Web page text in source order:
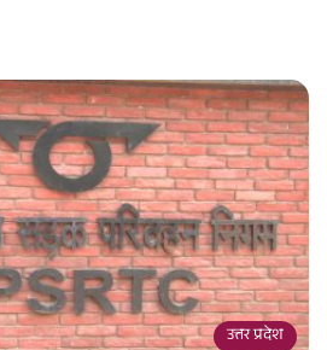
उत्तर प्रदेश